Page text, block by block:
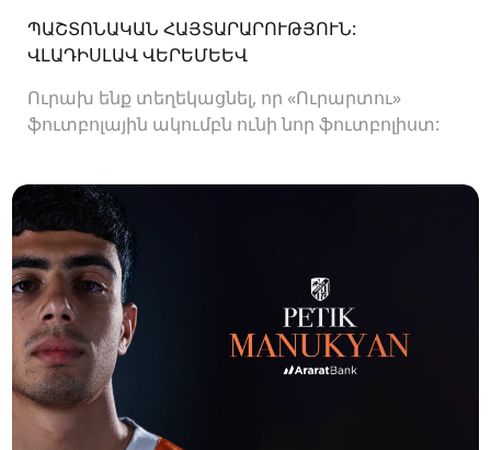
ՊԱՇՏՈՆԱԿԱՆ ՀԱՅՏԱՐԱՐՈՒԹՅՈՒՆ:
ՎԼԱԴԻՍԼԱՎ ՎԵՐԵՄԵԵՎ
Ուրախ ենք տեղեկացնել, որ «Ուրարտու»
ֆուտբոլային ակումբն ունի նոր ֆուտբոլիստ: